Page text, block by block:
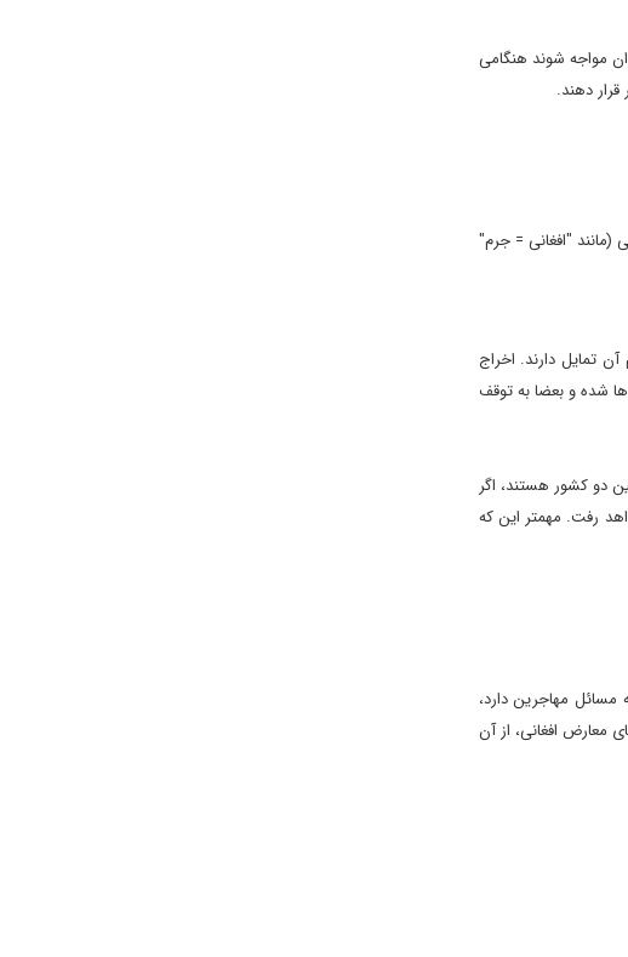
مواجه شوند هنگامی
دهند.
(مانند "افغانی = جرم"
تمایل دارند. اخراج
ها شده و بعضا به توقف
دو کشور هستند، اگر
رفت. مهمتر این که
مهاجرین دارد،
معارض افغانی، از آن